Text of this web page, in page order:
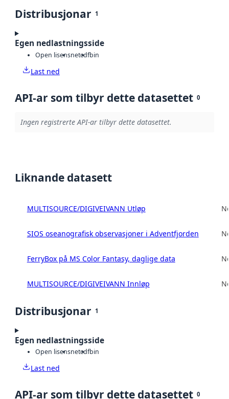
Distribusjonar 1
Egen nedlastningsside
Open lisensnetcdfbin
Last ned
API-ar som tilbyr dette datasettet 0
Ingen registrerte API-ar tilbyr dette datasettet.
Liknande datasett
MULTISOURCE/DIGIVEIVANN Utløp
SIOS oseanografisk observasjoner i Adventfjorden
FerryBox på MS Color Fantasy, daglige data
MULTISOURCE/DIGIVEIVANN Innløp
Distribusjonar 1
Egen nedlastningsside
Open lisensnetcdfbin
Last ned
API-ar som tilbyr dette datasettet 0